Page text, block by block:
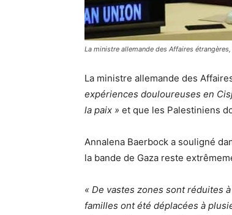
La ministre allemande des Affaires
La ministre allemande des
expériences douloureuses en
la paix » et que les Palestiniens
Annalena Baerbock a souligné
la bande de Gaza reste
« De vastes zones sont réduites
familles ont été déplacées à